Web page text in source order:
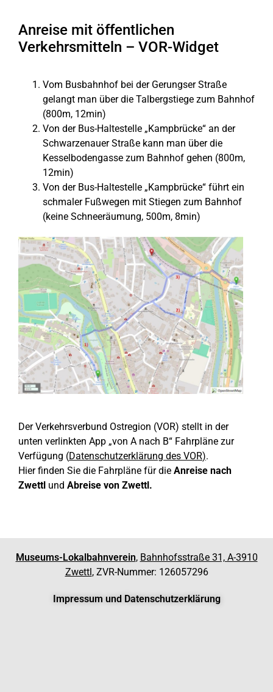
Anreise mit öffentlichen
Verkehrsmitteln – VOR-Widget
Vom Busbahnhof bei der Gerungser Straße
gelangt man über die Talbergstiege zum Bahnhof
(800m, 12min)
Von der Bus-Haltestelle „Kampbrücke“ an der
Schwarzenauer Straße kann man über die
Kesselbodengasse zum Bahnhof gehen (800m,
12min)
Von der Bus-Haltestelle „Kampbrücke“ führt ein
schmaler Fußwegen mit Stiegen zum Bahnhof
(keine Schneeräumung, 500m, 8min)
Der Verkehrsverbund Ostregion (VOR) stellt in der
unten verlinkten App „von A nach B“ Fahrpläne zur
Verfügung (Datenschutzerklärung des VOR).
Hier finden Sie die Fahrpläne für die Anreise nach
Zwettl und Abreise von Zwettl.
Museums-Lokalbahnverein, Bahnhofsstraße 31, A-3910
Zwettl , ZVR-Nummer: 126057296
Impressum und Datenschutzerklärung